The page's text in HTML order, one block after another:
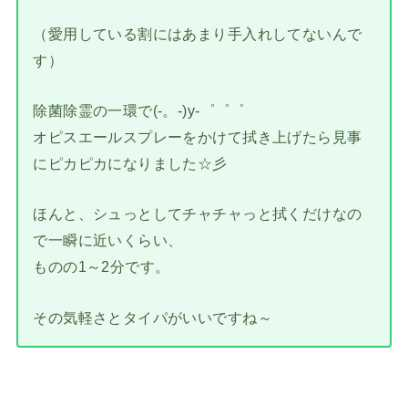
（愛用している割にはあまり手入れしてないんで
す）
除菌除霊の一環で(-。-)y-゜゜゜
オピスエールスプレーをかけて拭き上げたら見事
にピカピカになりました☆彡
ほんと、シュっとしてチャチャっと拭くだけなの
で一瞬に近いくらい、
ものの1～2分です。
その気軽さとタイパがいいですね～